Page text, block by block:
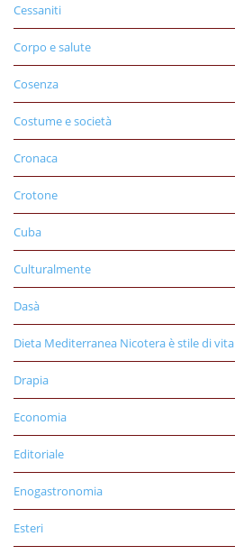
Cessaniti
Corpo e salute
Cosenza
Costume e società
Cronaca
Crotone
Cuba
Culturalmente
Dasà
Dieta Mediterranea Nicotera è stile di vita
Drapia
Economia
Editoriale
Enogastronomia
Esteri